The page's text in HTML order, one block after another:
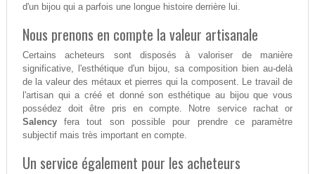
d'un bijou qui a parfois une longue histoire derrière lui.
Nous prenons en compte la valeur artisanale
Certains acheteurs sont disposés à valoriser de manière
significative, l'esthétique d'un bijou, sa composition bien au-delà
de la valeur des métaux et pierres qui la composent. Le travail de
l'artisan qui a créé et donné son esthétique au bijou que vous
possédez doit être pris en compte. Notre service rachat or
Salencyfera tout son possible pour prendre ce paramètre
subjectif mais très important en compte.
Un service également pour les acheteurs